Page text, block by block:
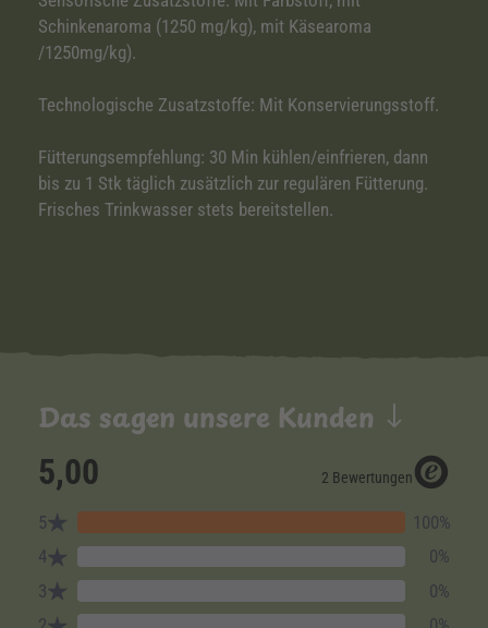
Schinkenaroma (1250 mg/kg), mit Käsearoma
/1250mg/kg).
Technologische Zusatzstoffe: Mit Konservierungsstoff.
Fütterungsempfehlung: 30 Min kühlen/einfrieren, dann
bis zu 1 Stk täglich zusätzlich zur regulären Fütterung.
Frisches Trinkwasser stets bereitstellen.
Das sagen unsere Kunden